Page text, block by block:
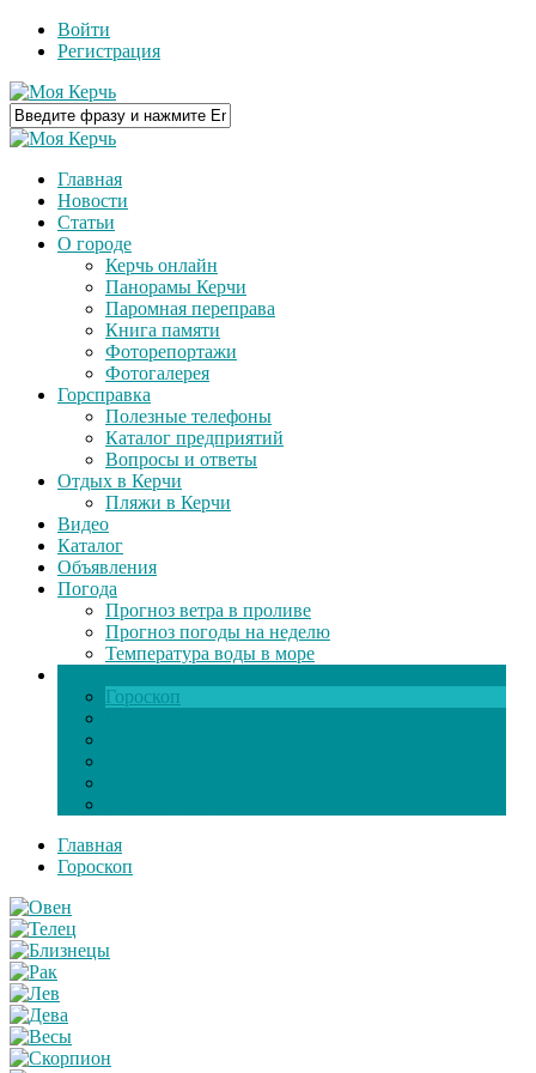
Войти
Регистрация
Главная
Новости
Статьи
О городе
Керчь онлайн
Панорамы Керчи
Паромная переправа
Книга памяти
Фоторепортажи
Фотогалерея
Горсправка
Полезные телефоны
Каталог предприятий
Вопросы и ответы
Отдых в Керчи
Пляжи в Керчи
Видео
Каталог
Объявления
Погода
Прогноз ветра в проливе
Прогноз погоды на неделю
Температура воды в море
Гороскоп
Главная
Гороскоп